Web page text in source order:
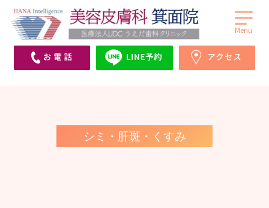
医療法人UDCうえだ歯科クリニックHANA
Intelligence美容皮膚科箕面院（旧うえだメディカル
は当院へ。シミ取り、ゼオスキン、ヒアルロン酸、ボ
トックス、ダーマペンなどを取り揃えております。
Hana Intelligence美容皮膚科箕面院 | 箕面市にある
医療法人UDCうえだ歯科が併設する美容クリニッ
ス、ヒアルロン酸等、取り揃えております。
シミ・肝斑・くすみ